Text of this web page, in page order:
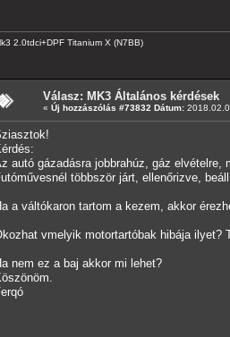
2.0tdci+DPF Titanium X (N7BB)
Válasz: MK3 Általános kérdések
« Új hozzászólás #73832 Dátum:
autó gázadásra jobbrahúz, gáz elvételre,
többször járt, ellenőrizve,
a váltókaron tartom a kezem, akkor
vmelyik motortartóbak hibája ilyet?
nem ez a baj akkor mi lehet?